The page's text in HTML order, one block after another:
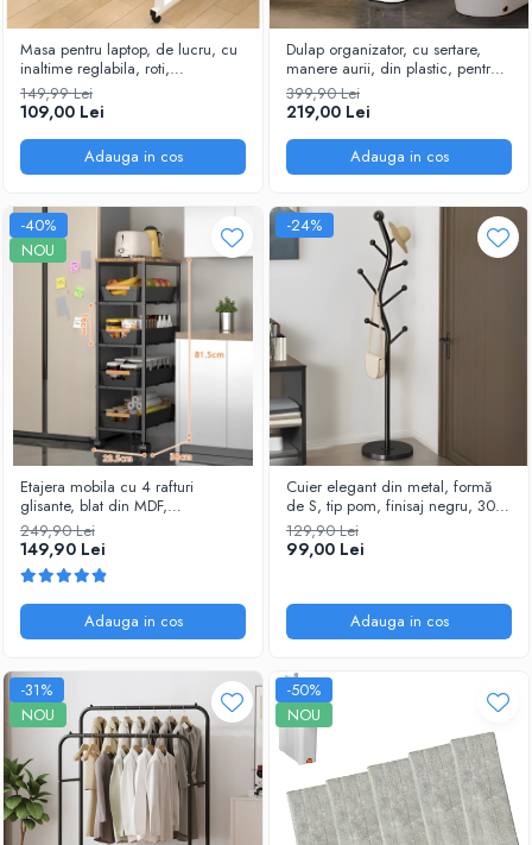
Masa pentru laptop, de lucru, cu
inaltime reglabila, roti,
Alb/Negru, 60 x 40 x 70-80 cm
149,99 Lei
109,00 Lei
Adauga in cos
Dulap organizator, cu sertare,
manere aurii, din plastic, pentru
spatii inguste, Alb/Gri, 16 x 36 x
78 cm
399,90 Lei
219,00 Lei
Adauga in cos
-40%
NOU
Etajera mobila cu 4 rafturi
glisante, blat din MDF,
Negru/Maro, 23.5 x 38 x 81.5
cm
249,90 Lei
149,90 Lei
Adauga in cos
-24%
Cuier elegant din metal, formă
de S, tip pom, finisaj negru, 30 x
178 cm
129,90 Lei
99,00 Lei
Adauga in cos
-31%
NOU
-50%
NOU